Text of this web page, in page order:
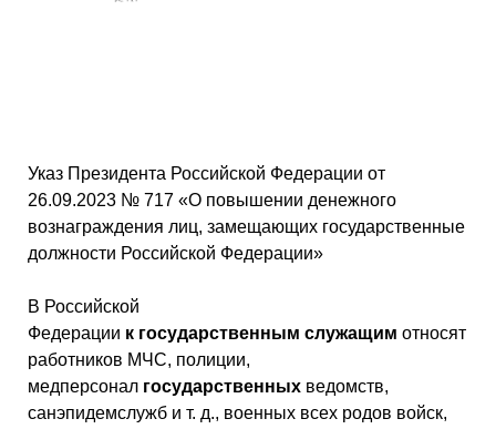
Указ Президента Российской Федерации от
26.09.2023 № 717 «О повышении денежного
вознаграждения лиц, замещающих государственные
должности Российской Федерации»
В Российской
Федерации к государственным служащим относят
работников МЧС, полиции,
медперсонал государственныхведомств,
санэпидемслужб и т. д., военных всех родов войск,